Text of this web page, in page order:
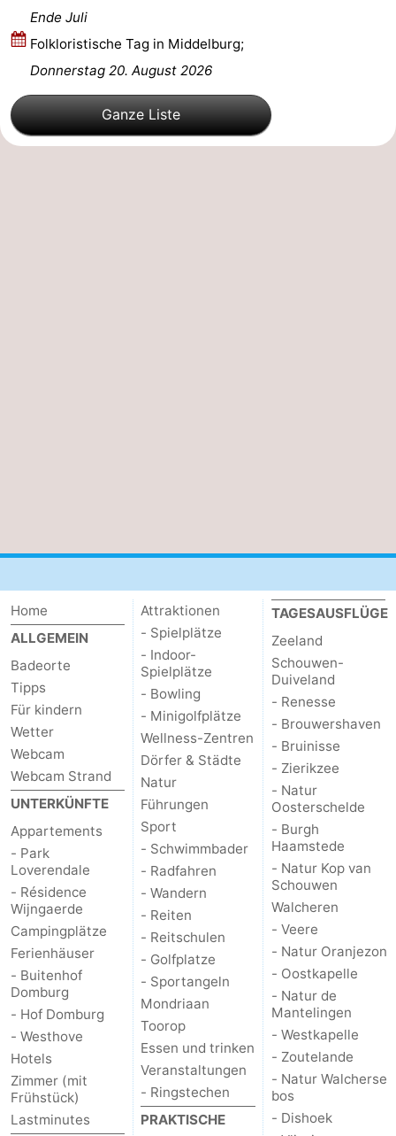
Mantelingen
Zoutelande
Walcherse
bos
Dishoek
-
Vlissingen
Ende Juli
Folkloristische Tag in Middelburg;
Donnerstag 20. August 2026
Ganze Liste
Home
ALLGEMEIN
Badeorte
Tipps
Für kindern
Wetter
Webcam
Webcam Strand
UNTERKÜNFTE
Appartements
- Park
Loverendale
- Résidence
Wijngaerde
Campingplätze
Ferienhäuser
- Buitenhof
Domburg
- Hof Domburg
- Westhove
Hotels
Zimmer (mit
Frühstück)
Lastminutes
Attraktionen
- Spielplätze
- Indoor-
Spielplätze
- Bowling
- Minigolfplätze
Wellness-Zentren
Dörfer & Städte
Natur
Führungen
Sport
- Schwimmbader
- Radfahren
- Wandern
- Reiten
- Reitschulen
- Golfplatze
- Sportangeln
Mondriaan
Toorop
Essen und trinken
Veranstaltungen
- Ringstechen
PRAKTISCHE
TAGESAUSFLÜGE
Zeeland
Schouwen-
Duiveland
- Renesse
- Brouwershaven
- Bruinisse
- Zierikzee
- Natur
Oosterschelde
- Burgh
Haamstede
- Natur Kop van
Schouwen
Walcheren
- Veere
- Natur Oranjezon
- Oostkapelle
- Natur de
Mantelingen
- Westkapelle
- Zoutelande
- Natur Walcherse
bos
- Dishoek